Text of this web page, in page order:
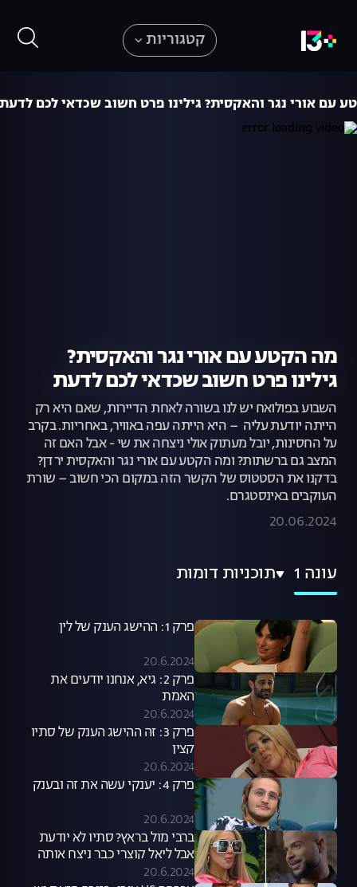
קטגוריות
עם אורי נגר והאקסית? גילינו פרט חשוב שכדאי לכם לדעת
מה הקטע עם אורי נגר והאקסית?
גילינו פרט חשוב שכדאי לכם לדעת
השבוע בפולואח יש לנו בשורה לאחת הדיירות, שאם היא רק
הייתה יודעת עליה – היא הייתה עפה באוויר, באחריות. בקרב
על החסינות, יובל מעתוק אולי ניצחה את שי - אבל האם זה
המצב גם ברשתות? ומה הקטע עם אורי נגר והאקסית ירדן?
בדקנו את הסטטוס של הקשר הזה במקום הכי חשוב – שורת
העוקבים באינסטגרם.
20.06.2024
עונה 1 תוכניות דומות
פרק 1: ההישג הענק של לין
20.6.2024
פרק 2: גיא, אנחנו יודעים את
האמת
20.6.2024
פרק 3: זה ההישג הענק של סתיו
קצין
20.6.2024
פרק 4: יענקי עשה את זה ובענק
20.6.2024
ברבי מול בראץ? סתיו לא יודעת
אבל ליאל קוצרי כבר ניצח אותה
בקרב הזה
20.6.2024